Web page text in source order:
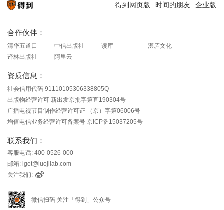
得到网页版 时间的朋友 企业版
合作伙伴：
清华五道口 中信出版社 读库
湛庐文化
译林出版社
阿里云
资质信息：
社会信用代码 91110105306338805Q
出版物经营许可 新出发京批字第直190304号
广播电视节目制作经营许可证 （京）字第06006号
增值电信业务经营许可备案号 京ICP备15037205号
联系我们：
客服电话: 400-0526-000
邮箱: iget@luojilab.com
关注我们:
微信扫码 关注「得到」公众号